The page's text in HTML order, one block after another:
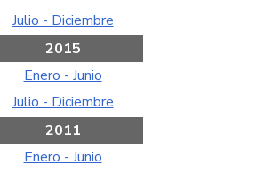
Julio - Diciembre
2015
Enero - Junio
Julio - Diciembre
2011
Enero - Junio